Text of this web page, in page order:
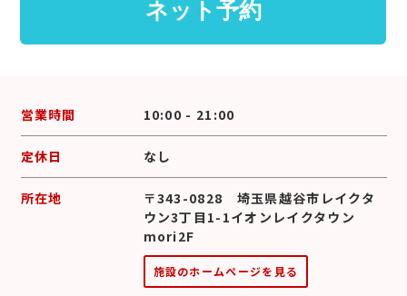
営業時間 10:00 - 21:00
定休日 なし
所在地
〒343-0828 埼玉県越谷市レイクタ
ウン3丁目1-1イオンレイクタウン
mori2F
施設のホームページを見る